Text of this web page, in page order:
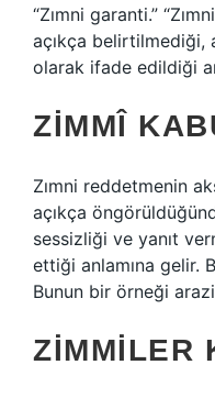
“Zımni garanti.”
açıkça belirtilmediği,
olarak ifade edildiği
ZIMMÎ
Zımni reddetmenin
açıkça
sessizliği ve yanıt
ettiği anlamına gelir.
Bunun bir örneği
ZIMMILER